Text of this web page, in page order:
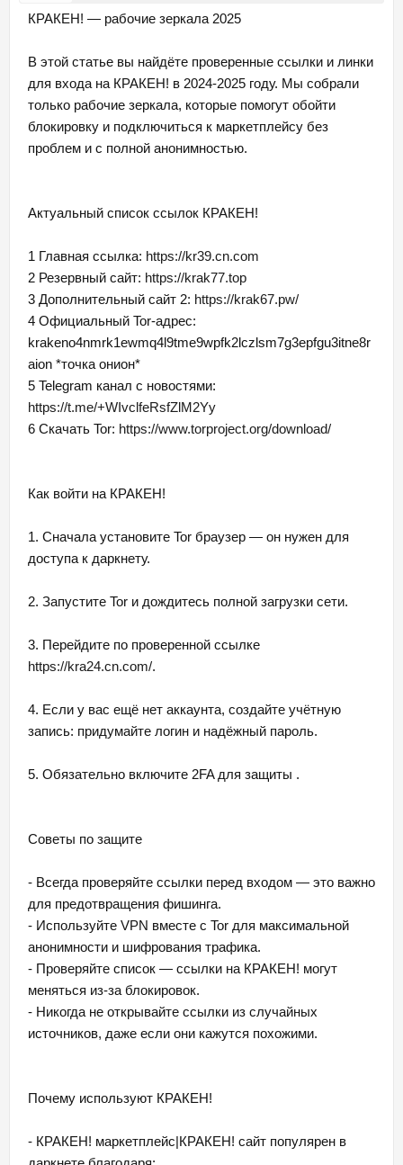
КРАКЕН! — рабочие зеркала 2025
В этой статье вы найдёте проверенные ссылки и линки
для входа на КРАКЕН! в 2024-2025 году. Мы собрали
только рабочие зеркала, которые помогут обойти
блокировку и подключиться к маркетплейсу без
проблем и с полной анонимностью.
Актуальный список ссылок КРАКЕН!
1 Главная ссылка: https://kr39.cn.com
2 Резервный сайт: https://krak77.top
3 Дополнительный сайт 2: https://krak67.pw/
4 Официальный Tor-адрес:
krakeno4nmrk1ewmq4l9tme9wpfk2lczlsm7g3epfgu3itne8r
aion *точка онион*
5 Telegram канал с новостями:
https://t.me/+WIvclfeRsfZlM2Yy
6 Скачать Tor: https://www.torproject.org/download/
Как войти на КРАКЕН!
1. Сначала установите Tor браузер — он нужен для
доступа к даркнету.
2. Запустите Tor и дождитесь полной загрузки сети.
3. Перейдите по проверенной ссылке
https://kra24.cn.com/.
4. Если у вас ещё нет аккаунта, создайте учётную
запись: придумайте логин и надёжный пароль.
5. Обязательно включите 2FA для защиты .
Советы по защите
- Всегда проверяйте ссылки перед входом — это важно
для предотвращения фишинга.
- Используйте VPN вместе с Tor для максимальной
анонимности и шифрования трафика.
- Проверяйте список — ссылки на КРАКЕН! могут
меняться из-за блокировок.
- Никогда не открывайте ссылки из случайных
источников, даже если они кажутся похожими.
Почему используют КРАКЕН!
- КРАКЕН! маркетплейс|КРАКЕН! сайт популярен в